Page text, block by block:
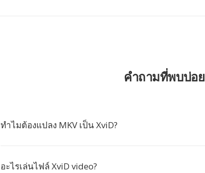
คำถามที่พบบ่อย
ทำไมต้องแปลง MKV เป็น XviD?
อะไรเล่นไฟล์ XviD video?